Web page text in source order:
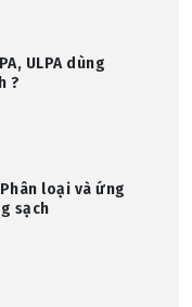
ULPA dùng
?
loại và ứng
sạch